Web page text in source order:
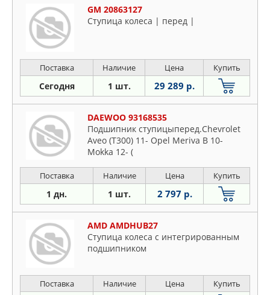
GM 20863127
Ступица колеса | перед |
Поставка Наличие Цена Купить
Сегодня 1 шт. 29 289 р.
DAEWOO 93168535
Подшипник ступицыперед.Chevrolet
Aveo (T300) 11- Opel Meriva B 10-
Mokka 12- (
Поставка Наличие Цена Купить
1 дн. 1 шт. 2 797 р.
AMD AMDHUB27
Ступица колеса с интегрированным
подшипником
Поставка Наличие Цена Купить